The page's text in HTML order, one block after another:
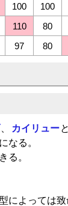
100 100
110 80
97 80
カイリュー
なる。
る。
によっては